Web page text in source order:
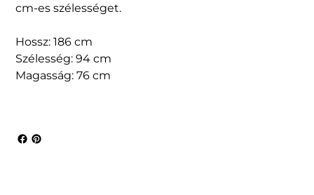
cm-es szélességet.
Hossz: 186 cm
Szélesség: 94 cm
Magasság: 76 cm